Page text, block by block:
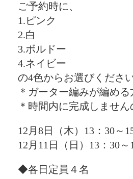
ご予約時に、
1.ピンク
2.白
3.ボルドー
4.ネイビー
の4色からお選びください
＊ガーター編みが編め
＊時間内に完成しませ
12月8日（木）13：30～
12月11日（日）13：30～
◆各日定員４名